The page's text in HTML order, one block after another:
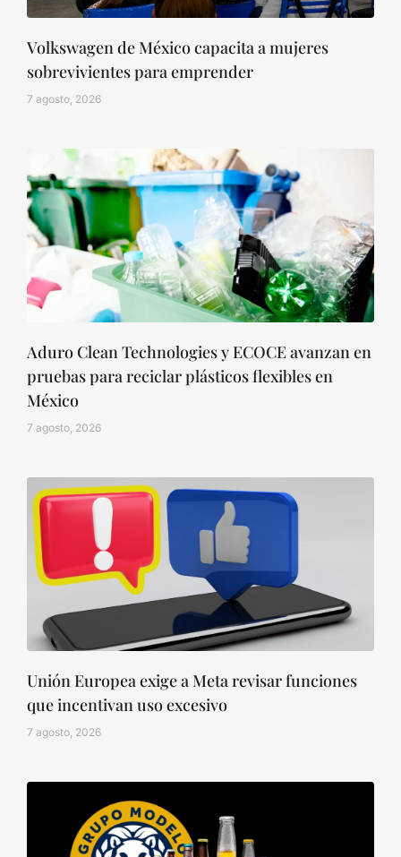
Volkswagen de México capacita a mujeres
sobrevivientes para emprender
7 agosto, 2026
Aduro Clean Technologies y ECOCE avanzan en
pruebas para reciclar plásticos flexibles en
México
7 agosto, 2026
Unión Europea exige a Meta revisar funciones
que incentivan uso excesivo
7 agosto, 2026